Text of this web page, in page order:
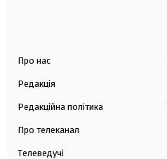
Про нас
Редакція
Редакційна політика
Про телеканал
Телеведучі